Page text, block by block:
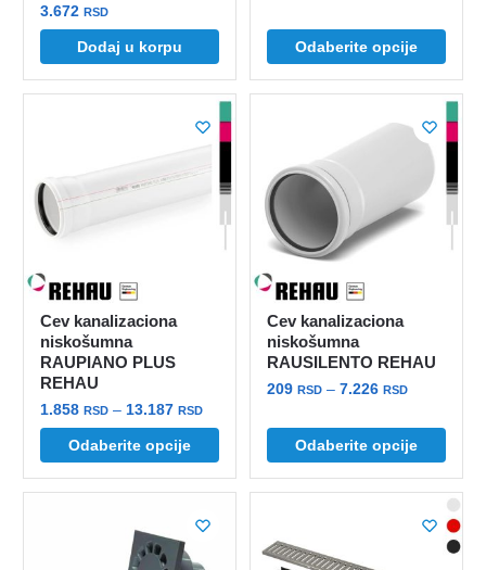
3.672RSD
Dodaj u korpu
217 rsd
do
1.334 rsd
Odaberite opcije
Ovaj
proizvod
ima
mogu
biti
izabrane
stranici
proizvoda.
Cev kanalizaciona
niskošumna
RAUPIANO PLUS
REHAU
1.858RSD – 13.187RSDRaspon
cena:
od
1.858 rsd
13.187 rsd
Odaberite opcije
Ovaj
ima
Cev kanalizaciona
niskošumna
RAUSILENTO REHAU
209RSD – 7.226RSDRaspon
209 rsd
do
7.226 rsd
Odaberite opcije
Ovaj
proizvod
ima
Opcije